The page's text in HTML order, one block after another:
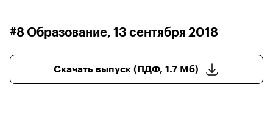
#8 Образование, 13 сентября 2018
Скачать выпуск (ПДФ, 1.7 Мб)